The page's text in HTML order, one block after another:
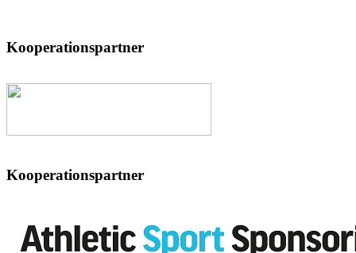
Kooperationspartner
Kooperationspartner